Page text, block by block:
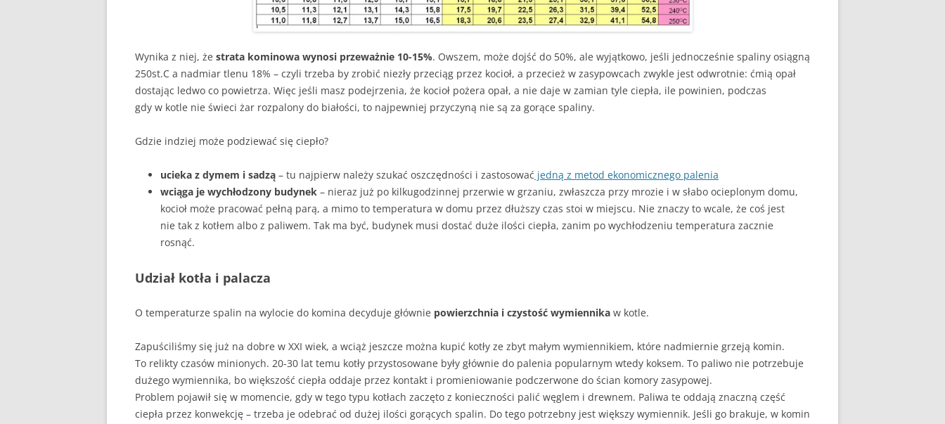
DLACZEGO PIEC KOPCI
ZRĘBKA DRZEWNA
GDY BIEDA NIE POZWALA SIĘ
OGRZAĆ
– JAK HISZPAŃSKA INKWIZYCJA
JAK PALIĆ W KOTLE DOLNEGO
Wynika z niej, że strata kominowa wynosi przeważnie 10-15%. Owszem, może dojść do 50%, ale wyjątkowo, jeśli jednocześnie spaliny osiągną
250st.C a nadmiar tlenu 18% – czyli trzeba by zrobić niezły przeciąg przez kocioł, a przecież w zasypowcach zwykle jest odwrotnie: ćmią opał
dostając ledwo co powietrza. Więc jeśli masz podejrzenia, że kocioł pożera opał, a nie daje w zamian tyle ciepła, ile powinien, podczas
gdy w kotle nie świeci żar rozpalony do białości, to najpewniej przyczyną nie są za gorące spaliny.
Gdzie indziej może podziewać się ciepło?
ucieka z dymem i sadzą – tu najpierw należy szukać oszczędności i zastosować jedną z metod ekonomicznego palenia
wciąga je wychłodzony budynek – nieraz już po kilkugodzinnej przerwie w grzaniu, zwłaszcza przy mrozie i w słabo ocieplonym domu,
kocioł może pracować pełną parą, a mimo to temperatura w domu przez dłuższy czas stoi w miejscu. Nie znaczy to wcale, że coś jest
nie tak z kotłem albo z paliwem. Tak ma być, budynek musi dostać duże ilości ciepła, zanim po wychłodzeniu temperatura zacznie
rosnąć.
Udział kotła i palacza
O temperaturze spalin na wylocie do komina decyduje głównie powierzchnia i czystość wymiennika w kotle.
Zapuściliśmy się już na dobre w XXI wiek, a wciąż jeszcze można kupić kotły ze zbyt małym wymiennikiem, które nadmiernie grzeją komin.
To relikty czasów minionych. 20-30 lat temu kotły przystosowane były głównie do palenia popularnym wtedy koksem. To paliwo nie potrzebuje
dużego wymiennika, bo większość ciepła oddaje przez kontakt i promieniowanie podczerwone do ścian komory zasypowej.
Problem pojawił się w momencie, gdy w tego typu kotłach zaczęto z konieczności palić węglem i drewnem. Paliwa te oddają znaczną część
ciepła przez konwekcję – trzeba je odebrać od dużej ilości gorących spalin. Do tego potrzebny jest większy wymiennik. Jeśli go brakuje, w komin